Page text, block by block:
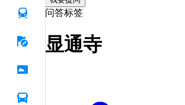
问答标签
显通寺